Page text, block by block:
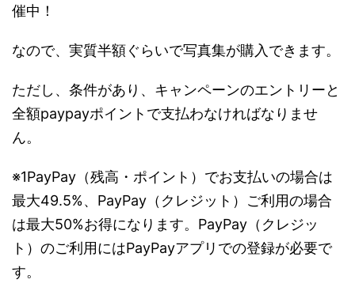
催中！
なので、実質半額ぐらいで写真集が購入できます。
ただし、条件があり、キャンペーンのエントリーと
全額paypayポイントで支払わなければなりませ
ん。
※1PayPay（残高・ポイント）でお支払いの場合は
最大49.5%、PayPay（クレジット）ご利用の場合
は最大50%お得になります。PayPay（クレジッ
ト）のご利用にはPayPayアプリでの登録が必要で
す。